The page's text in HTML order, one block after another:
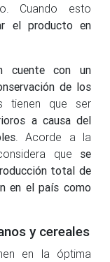
Cuando esto
el producto en
cuente con un
de los
tienen que ser
a causa del
. Acorde a la
que se
total de
en el país como
y cereales
en la óptima